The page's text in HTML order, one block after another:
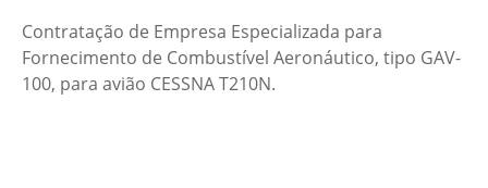
Contratação de Empresa Especializada para
Fornecimento de Combustível Aeronáutico, tipo GAV-
100, para avião CESSNA T210N.